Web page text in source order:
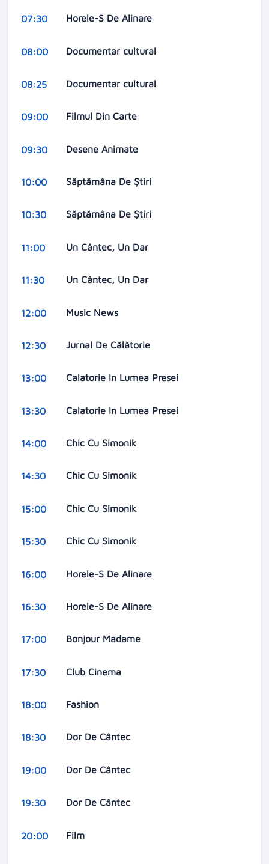
07:30 Horele-S De Alinare
08:00 Documentar cultural
08:25 Documentar cultural
09:00 Filmul Din Carte
09:30 Desene Animate
10:00 Săptămâna De Știri
10:30 Săptămâna De Știri
11:00 Un Cântec, Un Dar
11:30 Un Cântec, Un Dar
12:00 Music News
12:30 Jurnal De Călătorie
13:00 Calatorie In Lumea Presei
13:30 Calatorie In Lumea Presei
14:00 Chic Cu Simonik
14:30 Chic Cu Simonik
15:00 Chic Cu Simonik
15:30 Chic Cu Simonik
16:00 Horele-S De Alinare
16:30 Horele-S De Alinare
17:00 Bonjour Madame
17:30 Club Cinema
18:00 Fashion
18:30 Dor De Cântec
19:00 Dor De Cântec
19:30 Dor De Cântec
20:00 Film